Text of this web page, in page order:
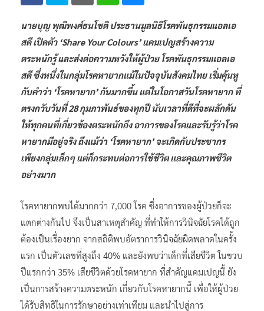
นายบุญ พุฒิพงศ์ธนโชติ ประธานมูลนิธิโรคพันธุกรรมแอลเอ
สดี เปิดตัว ‘Share Your Colours’ แคมเปญสร้างความ
ตระหนักรู้ และส่งต่อความหวังให้ผู้ป่วย โรคพันธุกรรมแอลเอ
สดี ซึ่งหนึ่งในกลุ่มโรคหายากแม้ในปัจจุบันสังคมไทย เริ่มคุ้นหู
กับคำว่า ‘โรคหายาก’ กันมากขึ้น แต่ในโอกาสวันโรคหายาก ที่
ตรงกวับวันที่ 28 กุมภาพันธ์ของทุกปี นับเวลาที่ดีที่จะผลักดัน
ให้ทุกคนที่เกี่ยวข้องตระหนักถึง อาการของโรคและรับรู้ว่าโรค
หายากมีอยู่จริง ถึงแม้ว่า ‘โรคหายาก’ จะเกิดกับประชากร
เพียงกลุ่มเล็กๆ แต่ก็กระทบต่อการใช้ชีวิต และคุณภาพชีวิต
อย่างมาก
โรคหายากพบได้มากกว่า 7,000 โรค ซึ่งอาการของผู้ป่วยก็จะ
แตกต่างกันไป จึงเป็นสาเหตุสำคัญ ที่ทำให้การวินิจฉัยโรคได้ถูก
ต้องเป็นเรื่องยาก จากสถิติพบอัตราการวินิจฉัยผิดพลาดในครั้ง
แรก เป็นตัวเลขที่สูงถึง 40% และยังพบว่าเด็กที่เสียชีวิต ในขวบ
ปีแรกกว่า 35% เสียชีวิตด้วยโรคหายาก ที่สำคัญแคมเปญนี้ ยัง
เป็นการสร้างความตระหนัก เกี่ยวกับโรคหายากนี้ เพื่อให้ผู้ป่วย
ได้รับสิทธิในการรักษาอย่างเท่าเทียม และนำไปสู่การ